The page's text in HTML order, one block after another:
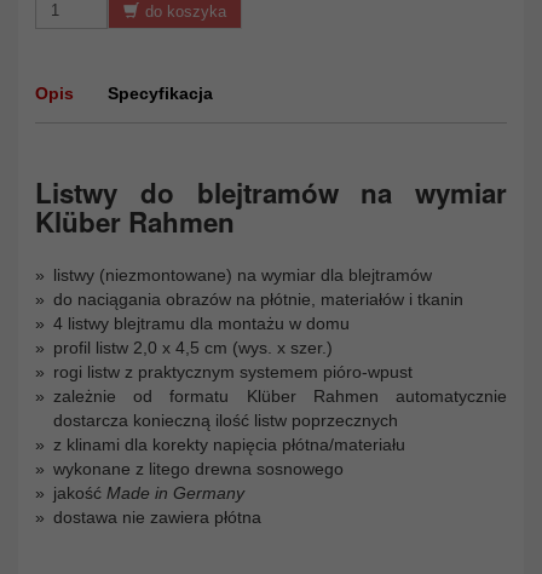
do koszyka
Opis Specyfikacja
Listwy do blejtramów na wymiar
Klüber Rahmen
listwy (niezmontowane) na wymiar dla blejtramów
do naciągania obrazów na płótnie, materiałów i tkanin
4 listwy blejtramu dla montażu w domu
profil listw 2,0 x 4,5 cm (wys. x szer.)
rogi listw z praktycznym systemem pióro-wpust
zależnie od formatu Klüber Rahmen automatycznie
dostarcza konieczną ilość listw poprzecznych
z klinami dla korekty napięcia płótna/materiału
wykonane z litego drewna sosnowego
jakość Made in Germany
dostawa nie zawiera płótna